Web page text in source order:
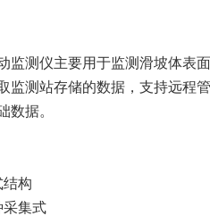
监测仪主要用于监测滑坡体表
监测站存储的数据，支持远程
数据。
结构
采集式